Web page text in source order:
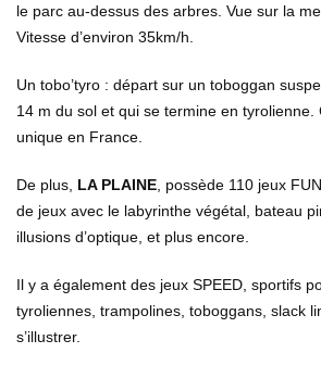
le parc au-dessus des arbres. Vue sur la
Vitesse d’environ 35km/h.
Un tobo’tyro : départ sur un toboggan
14 m du sol et qui se termine en tyrolienne.
unique en France.
De plus, LA PLAINE possède 110 jeux
de jeux avec le labyrinthe végétal, bateau
illusions d’optique, et plus encore.
Il y a également des jeux SPEED sportifs
tyroliennes, trampolines, toboggans, slack
s’illustrer.